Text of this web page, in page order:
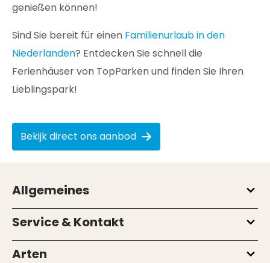
genießen können!
Sind Sie bereit für einen Familienurlaub in den
Niederlanden? Entdecken Sie schnell die
Ferienhäuser von TopParken und finden Sie Ihren
Lieblingspark!
Bekijk direct ons aanbod
Allgemeines
Service & Kontakt
Arten